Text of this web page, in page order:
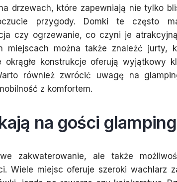
drzewach, które zapewniają nie tylko
przygody. Domki te często
czy ogrzewanie, co czyni je
miejscach można także znaleźć jurty,
okrągłe konstrukcje oferują wyjątkowy
również zwrócić uwagę na
z komfortem.
na gości
zakwaterowanie, ale także
Wiele miejsc oferuje szeroki wachlarz